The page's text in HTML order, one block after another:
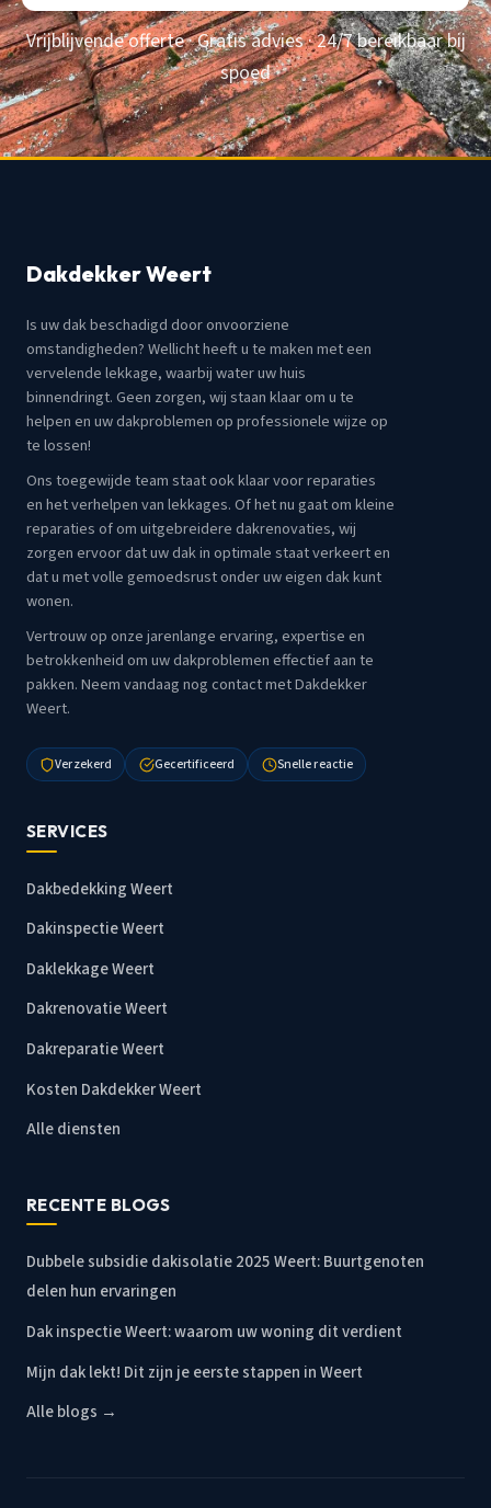
Vrijblijvende offerte · Gratis advies · 24/7 bereikbaar bij
spoed
Dakdekker Weert
Is uw dak beschadigd door onvoorziene
omstandigheden? Wellicht heeft u te maken met een
vervelende lekkage, waarbij water uw huis
binnendringt. Geen zorgen, wij staan klaar om u te
helpen en uw dakproblemen op professionele wijze op
te lossen!
Ons toegewijde team staat ook klaar voor reparaties
en het verhelpen van lekkages. Of het nu gaat om kleine
reparaties of om uitgebreidere dakrenovaties, wij
zorgen ervoor dat uw dak in optimale staat verkeert en
dat u met volle gemoedsrust onder uw eigen dak kunt
wonen.
Vertrouw op onze jarenlange ervaring, expertise en
betrokkenheid om uw dakproblemen effectief aan te
pakken. Neem vandaag nog contact met Dakdekker
Weert.
Verzekerd Gecertificeerd Snelle reactie
SERVICES
Dakbedekking Weert
Dakinspectie Weert
Daklekkage Weert
Dakrenovatie Weert
Dakreparatie Weert
Kosten Dakdekker Weert
Alle diensten
RECENTE BLOGS
Dubbele subsidie dakisolatie 2025 Weert: Buurtgenoten
delen hun ervaringen
Dak inspectie Weert: waarom uw woning dit verdient
Mijn dak lekt! Dit zijn je eerste stappen in Weert
Alle blogs →